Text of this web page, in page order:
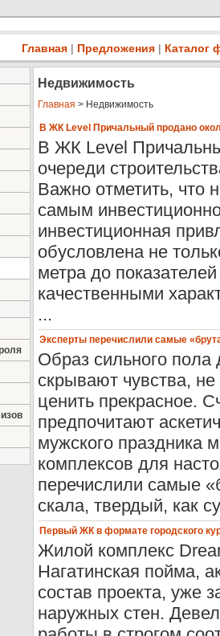
Главная | Предложения | Каталог
Недвижимость
Главная > Недвижимость
В ЖК Level Причальный продано
В ЖК Level
очереди
Важно отметить, что
самым
инвестиционная
обусловлена не
метра до
качественными
...
Эксперты перечислили самые
Образ сильного
скрывают чувства,
ценить прекрасное.
предпочитают
мужского праздника
комплексов для
перечислили самые
скала, твердый, как
Первый ЖК в формате городского
Жилой комплекс
Нагатинская пойма,
состав проекта, уже
наружных стен.